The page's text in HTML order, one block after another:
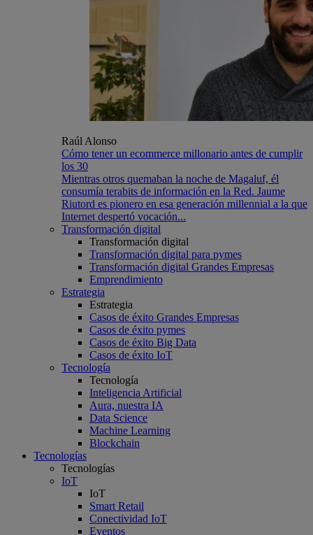
Raúl Alonso
Cómo tener un ecommerce millonario antes de cumplir
los 30
Mientras otros quemaban la noche de Magaluf, él
consumía terabits de información en la Red. Jaume
Riutord es pionero en esa generación millennial a la que
Internet despertó vocación...
Transformación digital
Transformación digital
Transformación digital para pymes
Transformación digital Grandes Empresas
Emprendimiento
Estrategia
Estrategia
Casos de éxito Grandes Empresas
Casos de éxito pymes
Casos de éxito Big Data
Casos de éxito IoT
Tecnología
Tecnología
Inteligencia Artificial
Aura, nuestra IA
Data Science
Machine Learning
Blockchain
Tecnologías
Tecnologías
IoT
IoT
Smart Retail
Conectividad IoT
Eventos